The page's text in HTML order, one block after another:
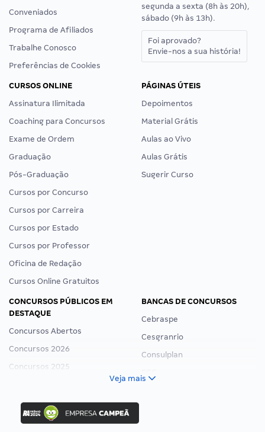
Conveniados
Programa de Afiliados
Trabalhe Conosco
Preferências de Cookies
segunda a sexta (8h às 20h),
sábado (9h às 13h).
Foi aprovado?
Envie-nos a sua história!
CURSOS ONLINE
Assinatura Ilimitada
Coaching para Concursos
Exame de Ordem
Graduação
Pós-Graduação
Cursos por Concurso
Cursos por Carreira
Cursos por Estado
Cursos por Professor
Oficina de Redação
Cursos Online Gratuitos
PÁGINAS ÚTEIS
Depoimentos
Material Grátis
Aulas ao Vivo
Aulas Grátis
Sugerir Curso
CONCURSOS PÚBLICOS EM
DESTAQUE
Concursos Abertos
Concursos 2026
Concursos 2025
Concurso Ibama
Concurso MPU
BANCAS DE CONCURSOS
Cebraspe
Cesgranrio
Consulplan
Veja mais